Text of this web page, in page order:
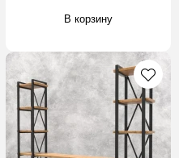
В корзину